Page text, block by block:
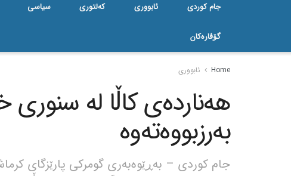
جام کوردی ئابووری کەلتوری سیاسی
گۆڤاره‌کان
Home ئابووری
بەرزبووەتەوە
جام کوردی – بەڕێوەبەری گومرکی پارێزگای